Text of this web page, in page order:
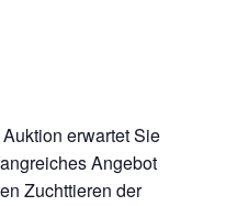
erwartet Sie
Angebot
Zuchttieren der